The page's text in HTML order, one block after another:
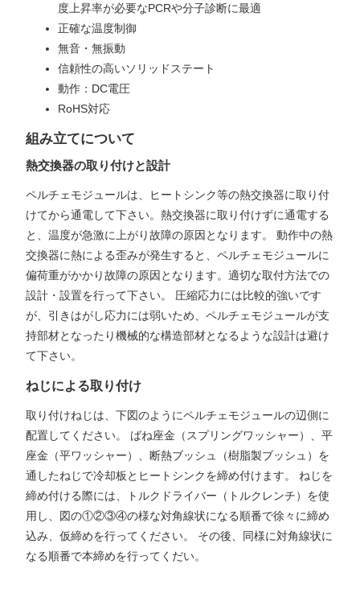
度上昇率が必要なPCRや分子診断に最適
正確な温度制御
無音・無振動
信頼性の高いソリッドステート
動作：DC電圧
RoHS対応
組み立てについて
熱交換器の取り付けと設計
ペルチェモジュールは、ヒートシンク等の熱交換器に取り付
けてから通電して下さい。熱交換器に取り付けずに通電する
と、温度が急激に上がり故障の原因となります。 動作中の熱
交換器に熱による歪みが発生すると、ペルチェモジュールに
偏荷重がかかり故障の原因となります。適切な取付方法での
設計・設置を行って下さい。 圧縮応力には比較的強いです
が、引きはがし応力には弱いため、ペルチェモジュールが支
持部材となったり機械的な構造部材となるような設計は避け
て下さい。
ねじによる取り付け
取り付けねじは、下図のようにペルチェモジュールの辺側に
配置してください。 ばね座金（スプリングワッシャー）、平
座金（平ワッシャー）、断熱ブッシュ（樹脂製ブッシュ）を
通したねじで冷却板とヒートシンクを締め付けます。 ねじを
締め付ける際には、トルクドライバー（トルクレンチ）を使
用し、図の①②③④の様な対角線状になる順番で徐々に締め
込み、仮締めを行ってください。 その後、同様に対角線状に
なる順番で本締めを行ってくだい。